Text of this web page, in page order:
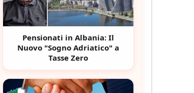
Pensionati in Albania: Il
Nuovo "Sogno Adriatico" a
Tasse Zero